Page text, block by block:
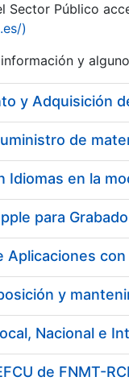
Sector Público
)
y
de
Idiomas en la
para
Aplicaciones
de FNMT-